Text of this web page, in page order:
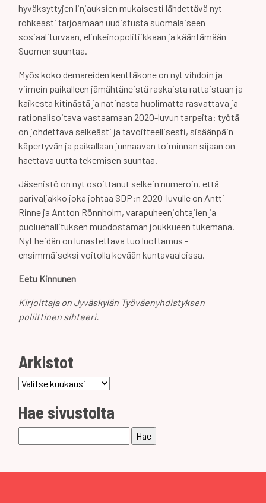
hyväksyttyjen linjauksien mukaisesti lähdettävä nyt
rohkeasti tarjoamaan uudistusta suomalaiseen
sosiaaliturvaan, elinkeinopolitiikkaan ja kääntämään
Suomen suuntaa.
Myös koko demareiden kenttäkone on nyt vihdoin ja
viimein paikalleen jämähtäneistä raskaista rattaistaan ja
kaikesta kitinästä ja natinasta huolimatta rasvattava ja
rationalisoitava vastaamaan 2020-luvun tarpeita: työtä
on johdettava selkeästi ja tavoitteellisesti, sisäänpäin
käpertyvän ja paikallaan junnaavan toiminnan sijaan on
haettava uutta tekemisen suuntaa.
Jäsenistö on nyt osoittanut selkein numeroin, että
parivaljakko joka johtaa SDP:n 2020-luvulle on Antti
Rinne ja Antton Rönnholm, varapuheenjohtajien ja
puoluehallituksen muodostaman joukkueen tukemana.
Nyt heidän on lunastettava tuo luottamus -
ensimmäiseksi voitolla kevään kuntavaaleissa.
Eetu Kinnunen
Kirjoittaja on Jyväskylän Työväenyhdistyksen
poliittinen sihteeri.
Arkistot
Arkistot
Hae sivustolta